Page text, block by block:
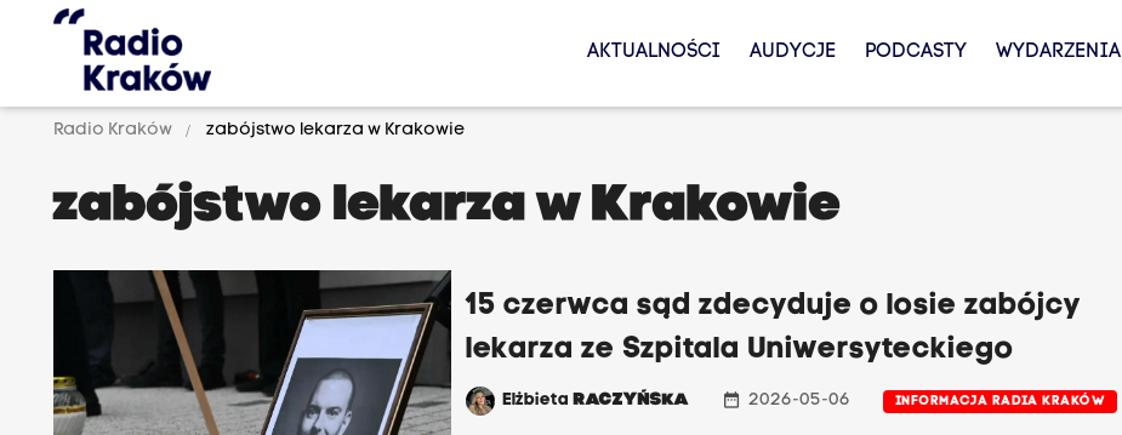
AKTUALNOŚCI AUDYCJE PODCASTY WYDARZENIA
Radio Kraków zabójstwo lekarza w Krakowie
zabójstwo lekarza w Krakowie
15 czerwca sąd zdecyduje o losie zabójcy
lekarza ze Szpitala Uniwersyteckiego
ElżbietaRACZYŃSKA date_range 2026-05-06 INFORMACJA RADIA KRAKÓW